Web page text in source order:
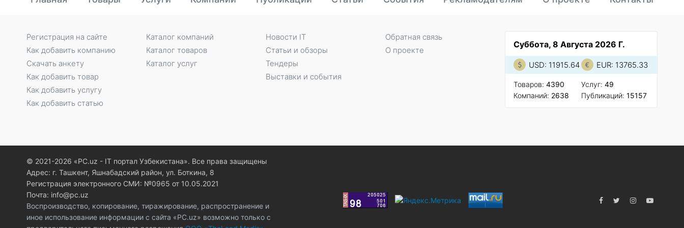
Суббота, 8 Августа 2026 Г.
USD: 11915.64 EUR: 13765.33
Товаров: 4390
Компаний: 2638
Услуг: 49
Публикаций: 15157
Регистрация на сайте
Как добавить компанию
Скачать анкету
Как добавить товар
Как добавить услугу
Как добавить статью
Каталог компаний
Каталог товаров
Каталог услуг
Новости IT
Статьи и обзоры
Тендеры
Выставки и события
Обратная связь
О проекте
© 2021-2026 «PC.uz - IT портал Узбекистана». Все права защищены
Адрес: г. Ташкент, Яшнабадский район, ул. Боткина, 8
Регистрация электронного СМИ: №0965 от 10.05.2021
Почта: info@pc.uz
Воспроизводство, копирование, тиражирование, распространение и
иное использование информации с сайта «PC.uz» возможно только с